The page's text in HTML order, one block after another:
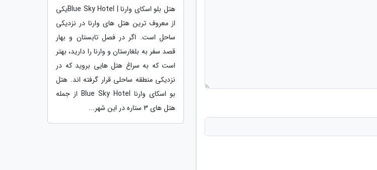
هتل بلو اسکای وارنا | Blue Sky Hotelیکی
از معروف ترین هتل های وارنا در نزدیکی
ساحل است. اگر در فصل تابستان و بهار
قصد سفر به بلغارستان و وارنا را دارید، بهتر
است که به سراغ هتل هایی بروید که در
نزدیکی منطقه ساحلی قرار گرفته اند. هتل
بو اسکای وارنا Blue Sky Hotel از جمله
هتل های 3 ستاره در این شهر...